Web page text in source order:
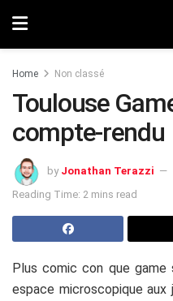
Home Non classé
Toulouse
compte-rendu
by Jonathan Terazzi
Reading Time: 2 mins read
Plus comic con que game
espace microscopique aux